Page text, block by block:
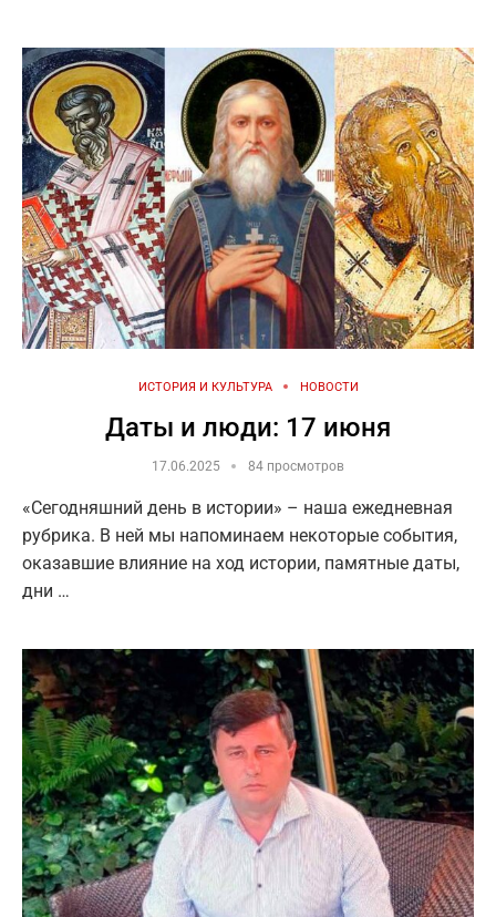
ИСТОРИЯ И КУЛЬТУРА НОВОСТИ
Даты и люди: 17 июня
17.06.2025 84 просмотров
«Сегодняшний день в истории» – наша ежедневная
рубрика. В ней мы напоминаем некоторые события,
оказавшие влияние на ход истории, памятные даты,
дни …